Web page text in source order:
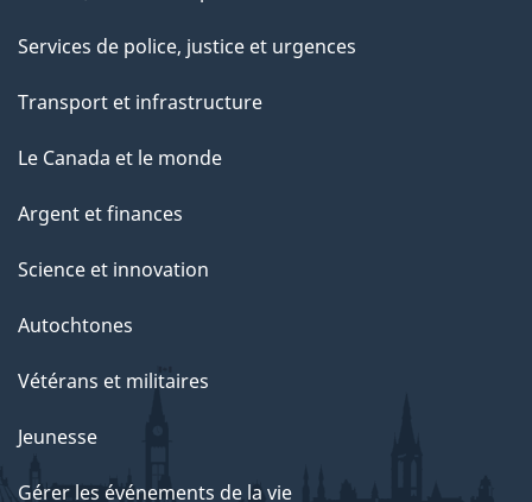
Services de police, justice et urgences
Transport et infrastructure
Le Canada et le monde
Argent et finances
Science et innovation
Autochtones
Vétérans et militaires
Jeunesse
Gérer les événements de la vie